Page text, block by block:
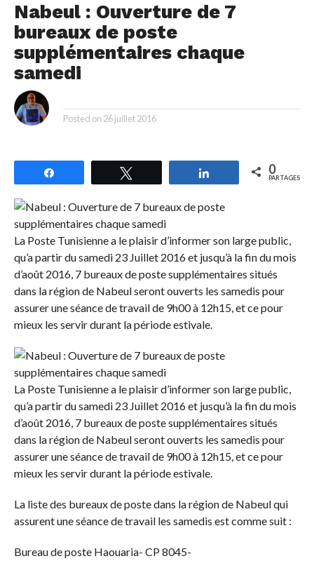
Nabeul : Ouverture de 7
bureaux de poste
supplémentaires chaque
samedi
Posted on 26 juillet 2016
Partagez 0
PARTAGES
La Poste Tunisienne a le plaisir d’informer son large public,
qu’a partir du samedi 23 Juillet 2016 et jusqu’à la fin du mois
d’août 2016, 7 bureaux de poste supplémentaires situés
dans la région de Nabeul seront ouverts les samedis pour
assurer une séance de travail de 9h00 à 12h15, et ce pour
mieux les servir durant la période estivale.
La Poste Tunisienne a le plaisir d’informer son large public,
qu’a partir du samedi 23 Juillet 2016 et jusqu’à la fin du mois
d’août 2016, 7 bureaux de poste supplémentaires situés
dans la région de Nabeul seront ouverts les samedis pour
assurer une séance de travail de 9h00 à 12h15, et ce pour
mieux les servir durant la période estivale.
La liste des bureaux de poste dans la région de Nabeul qui
assurent une séance de travail les samedis est comme suit :
Bureau de poste Haouaria- CP 8045-